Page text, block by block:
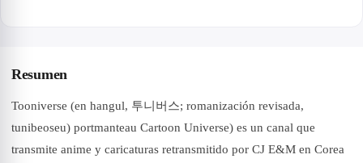
Resumen
Tooniverse (en hangul, 투니버스; romanización revisada,
tunibeoseu) portmanteau Cartoon Universe) es un canal que
transmite anime y caricaturas retransmitido por CJ E&M en Corea